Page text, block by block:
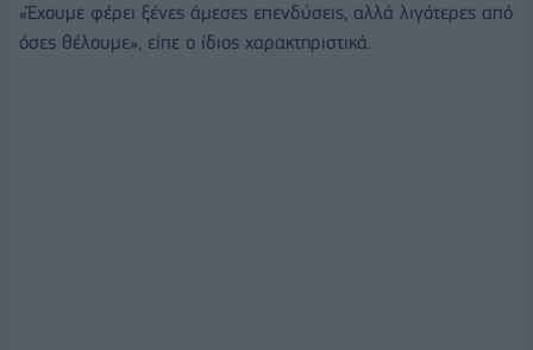
«Έχουμε φέρει ξένες άμεσες επενδύσεις, αλλά λιγότερες από
όσες θέλουμε», είπε ο ίδιος χαρακτηριστικά.